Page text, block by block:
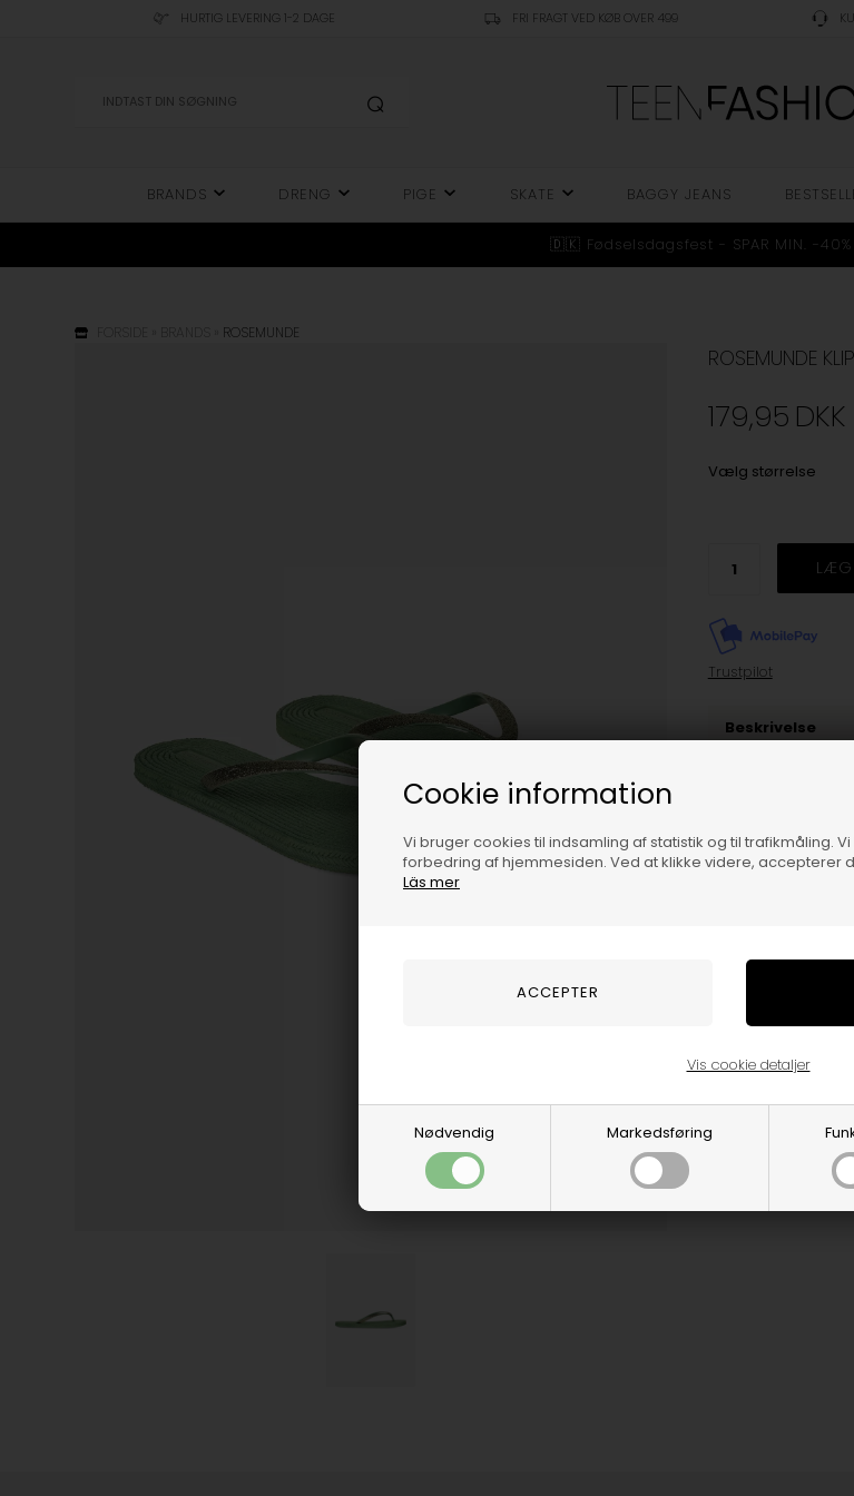
Cookie information
Vi bruger cookies til indsamling af statistik og til trafikmåling.
forbedring af hjemmesiden. Ved at klikke videre, accepterer
Läs mer
Nødvendig Markedsføring
Vis cookie detaljer
HURTIG LEVERING 1-2 DAGE FRI FRAGT VED KØB OVER 499
BRANDS DRENG PIGE SKATE BAGGY JEANS
🇩🇰 Fødselsdagsfest - SPAR MIN. -
ROSEMUNDE
ROSEMUNDE
179,95 DKK
Vælg størrelse
Trustpilot
Beskrivelse
Smarte slippers
Perfekte og lige til